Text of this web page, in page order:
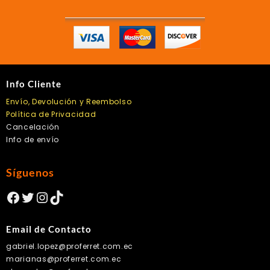
Info Cliente
Envío, Devolución y Reembolso
Política de Privacidad
Cancelación
Info de envío
Síguenos
Facebook
Twitter
Instagram
TikTok
Email de Contacto
gabriel.lopez@proferret.com.ec
marianas@proferret.com.ec